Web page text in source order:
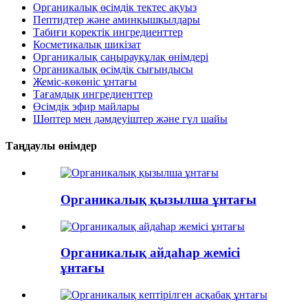
Органикалық өсімдік тектес ақуыз
Пептидтер және аминқышқылдары
Табиғи қоректік ингредиенттер
Косметикалық шикізат
Органикалық саңырауқұлақ өнімдері
Органикалық өсімдік сығындысы
Жеміс-көкөніс ұнтағы
Тағамдық ингредиенттер
Өсімдік эфир майлары
Шөптер мен дәмдеуіштер және гүл шайы
Таңдаулы өнімдер
Органикалық қызылша ұнтағы
Органикалық айдаһар жемісі
ұнтағы